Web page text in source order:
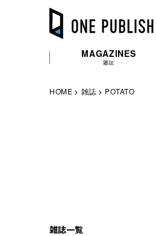
MAGAZINES
雑誌
HOME 雑誌 POTATO
雑誌一覧